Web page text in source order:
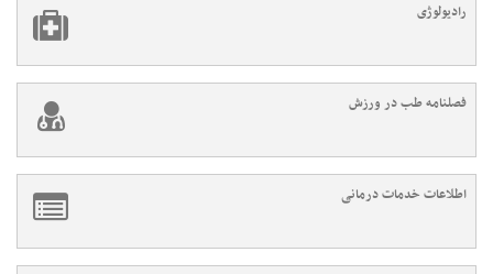
رادیولوژی
فصلنامه طب در ورزش
اطلاعات خدمات درمانی